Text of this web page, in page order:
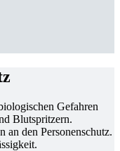
Gefahren
Blutspritzern.
an den Personenschutz.